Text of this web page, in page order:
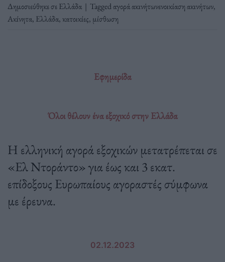
Δημοσιεύθηκε σεΕλλάδα | Taggedαγορά ακινήτωνενοικίαση ακινήτων,
Ακίνητα, Ελλάδα,κατοικίες, μίσθωση
Εφημερίδα
Όλοι θέλουν ένα εξοχικό στην Ελλάδα
Η ελληνική αγορά εξοχικών μετατρέπεται σε
«Ελ Ντοράντο» για έως και 3 εκατ.
επίδοξους Ευρωπαίους αγοραστές σύμφωνα
με έρευνα.
02.12.2023